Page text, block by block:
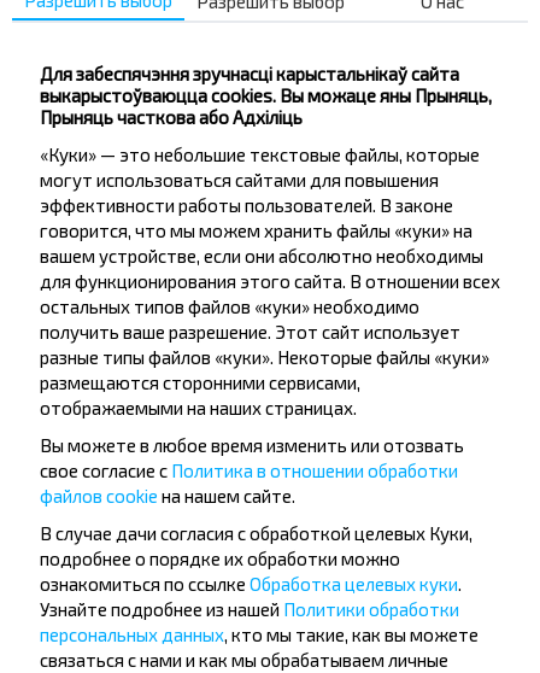
Охово
Жадаеце
падарожнічаць
танней?
Не прапусці спецыяльныя акцыі, зніжкі і іншыя
цікавыя прапановы INFOBUS. Падпішыся на
атрыманне навін і падарожнічай з намі танней!
Падпісацц
Для забеспячэння зручнасці карыстальнікаў сайта
выкарыстоўваюцца cookies. Вы можаце яны Прыняць,
Прыняць часткова або Адхіліць
«Куки» — это небольшие текстовые файлы, которые
могут использоваться сайтами для повышения
эффективности работы пользователей. В законе
говорится, что мы можем хранить файлы «куки» на
вашем устройстве, если они абсолютно необходимы
для функционирования этого сайта. В отношении всех
остальных типов файлов «куки» необходимо
получить ваше разрешение. Этот сайт использует
разные типы файлов «куки». Некоторые файлы «куки»
размещаются сторонними сервисами,
отображаемыми на наших страницах.
Вы можете в любое время изменить или отозвать
свое согласие с Политика в отношении обработки
файлов cookie на нашем сайте.
В случае дачи согласия с обработкой целевых Куки,
подробнее о порядке их обработки можно
ознакомиться по ссылке Обработка целевых куки.
Узнайте подробнее из нашей Политики обработки
персональных данных, кто мы такие, как вы можете
связаться с нами и как мы обрабатываем личные